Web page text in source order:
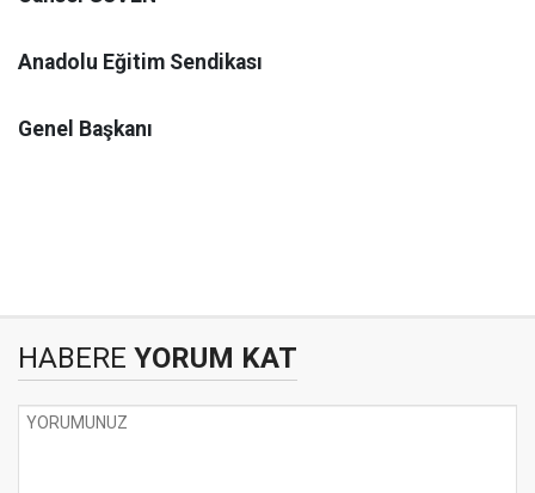
Anadolu Eğitim Sendikası
Genel Başkanı
HABERE YORUM KAT